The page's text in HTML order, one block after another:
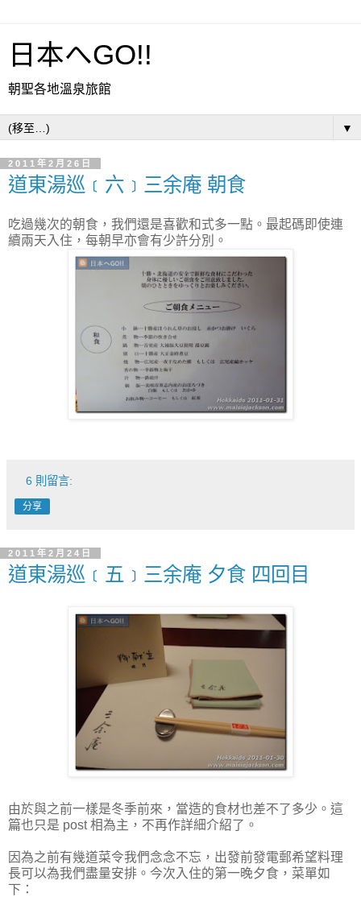
日本へGO!!
朝聖各地溫泉旅館
▼
2011年2月26日
道東湯巡﹝六﹞三余庵 朝食
吃過幾次的朝食，我們還是喜歡和式多一點。最起碼即使連
續兩天入住，每朝早亦會有少許分別。
6 則留言:
分享
2011年2月24日
道東湯巡﹝五﹞三余庵 夕食 四回目
由於與之前一樣是冬季前來，當造的食材也差不了多少。這
篇也只是 post 相為主，不再作詳細介紹了。
因為之前有幾道菜令我們念念不忘，出發前發電郵希望料理
長可以為我們盡量安排。今次入住的第一晚夕食，菜單如
下：